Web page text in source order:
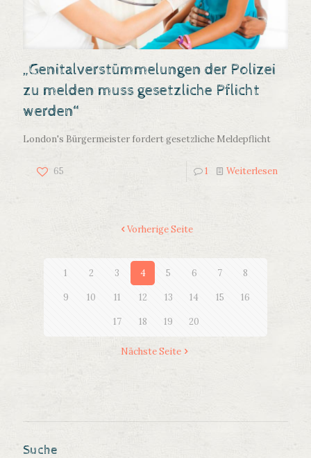
„Genitalverstümmelungen der Polizei
zu melden muss gesetzliche Pflicht
werden“
London's Bürgermeister fordert gesetzliche Meldepflicht
65 1 Weiterlesen
Vorherige Seite
1 2 3 4 5 6 7 8
9 10 11 12 13 14 15 16
17 18 19 20
Nächste Seite
Suche